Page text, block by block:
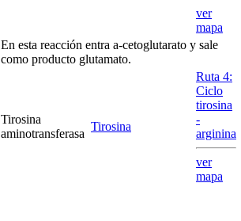
ver
mapa
En esta reacción entra a-cetoglutarato y sale
como producto glutamato.
Tirosina
aminotransferasa
Tirosina
Ruta 4:
Ciclo
tirosina
-
arginina
ver
mapa